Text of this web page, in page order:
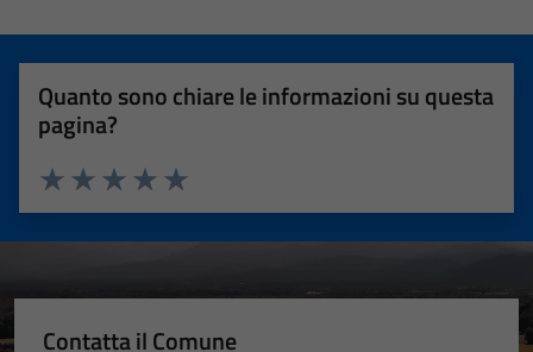
Quanto sono chiare le informazioni su questa
pagina?
Valuta 5 stelle su 5
Valuta 4 stelle su 5
Valuta 3 stelle su 5
Valuta 2 stelle su 5
Valuta 1 stelle su 5
Contatta il Comune